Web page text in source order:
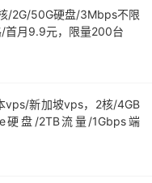
/2G/50G硬盘/3Mbps不限
首月9.9元，限量200台
vps/新加坡vps，2核/4GB
硬盘/2TB流量/1Gbps端